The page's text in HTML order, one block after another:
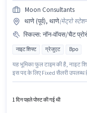
Moon Consultants
थाणे (पूर्व), थाणे(मेट्रो
स्किल्स: नॉन-वॉयस/चैट
नाइट शिफ्ट ग्रेजुएट Bpo
यह भूमिका फुल टाइम की है, नाइट
इस पद के लिए Fixed सैलरी
0 - 2 वर्षो वर्ष के अनुभव वाले के
इस भूमिका के लिए आवेदक के पास
1 दिन पहले पोस्ट की गई थी